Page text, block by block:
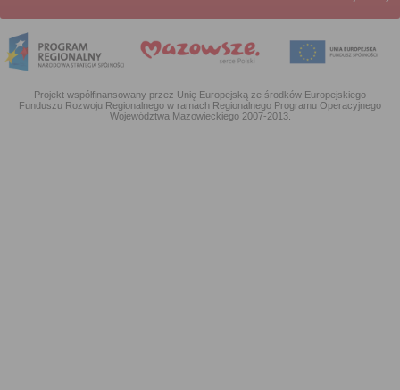
Projekt współfinansowany przez Unię Europejską ze środków Europejskiego
Funduszu Rozwoju Regionalnego w ramach Regionalnego Programu Operacyjnego
Województwa Mazowieckiego 2007-2013.